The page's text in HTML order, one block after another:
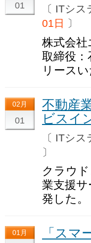
01
〔 ITシ
01日
〕
株式会
取締役：
リース
02月
01
不動産
ビスイ
〔 ITシ
〕
クラウ
業支援
発した。
01月 「ス